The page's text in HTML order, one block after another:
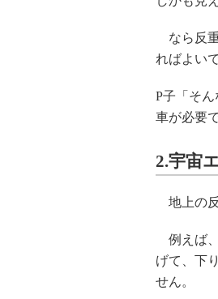
なら反
ればよい
P子「そ
車が必要
2.宇宙
地上の反
例えば
げて、下
せん。